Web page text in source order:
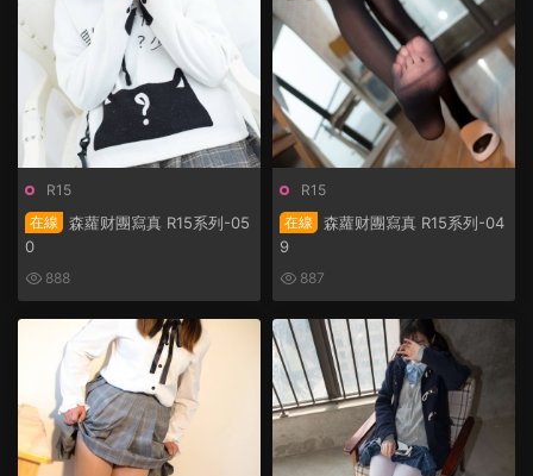
R15
在線
森蘿财團寫真 R15系列-05
0
888
R15
在線
森蘿财團寫真 R15系列-04
9
887